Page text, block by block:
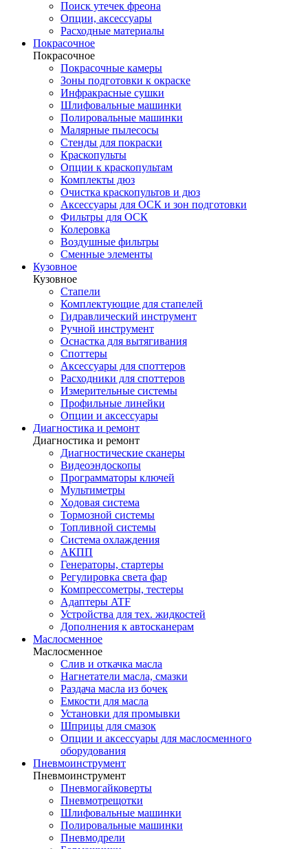
Поиск утечек фреона
Опции, аксессуары
Расходные материалы
Покрасочное
Покрасочное
Покрасочные камеры
Зоны подготовки к окраске
Инфракрасные сушки
Шлифовальные машинки
Полировальные машинки
Малярные пылесосы
Стенды для покраски
Краскопульты
Опции к краскопультам
Комплекты дюз
Очистка краскопультов и дюз
Аксессуары для ОСК и зон подготовки
Фильтры для ОСК
Колеровка
Воздушные фильтры
Сменные элементы
Кузовное
Кузовное
Стапели
Комплектующие для стапелей
Гидравлический инструмент
Ручной инструмент
Оснастка для вытягивания
Споттеры
Аксессуары для споттеров
Расходники для споттеров
Измерительные системы
Профильные линейки
Опции и аксессуары
Диагностика и ремонт
Диагностика и ремонт
Диагностические сканеры
Видеоэндоскопы
Программаторы ключей
Мультиметры
Ходовая система
Тормозной системы
Топливной системы
Система охлаждения
АКПП
Генераторы, стартеры
Регулировка света фар
Компрессометры, тестеры
Адаптеры ATF
Устройства для тех. жидкостей
Дополнения к автосканерам
Маслосменное
Маслосменное
Слив и откачка масла
Нагнетатели масла, смазки
Раздача масла из бочек
Емкости для масла
Установки для промывки
Шприцы для смазок
Опции и аксессуары для маслосменного
оборудования
Пневмоинструмент
Пневмоинструмент
Пневмогайковерты
Пневмотрещотки
Шлифовальные машинки
Полировальные машинки
Пневмодрели